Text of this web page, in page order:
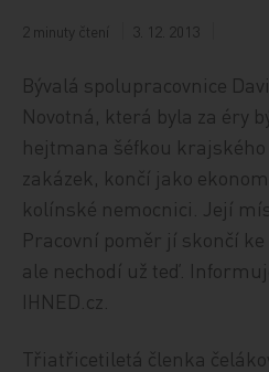
2 minuty čtení 3. 12. 2013
Bývalá spolupracovnice
Novotná, která byla za éry
hejtmana šéfkou krajského
zakázek, končí jako
kolínské nemocnici. Její
Pracovní poměr jí skončí
ale nechodí už teď.
IHNED.cz.
Třiatřicetiletá členka